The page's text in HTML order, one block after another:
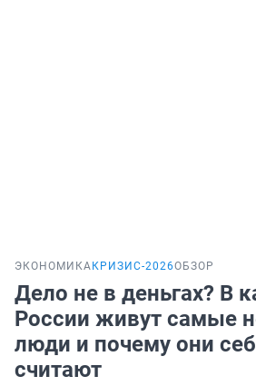
ЭКОНОМИКА КРИЗИС-2026ОБЗОР
Дело не в деньгах? В
России живут самые
люди и почему они
считают